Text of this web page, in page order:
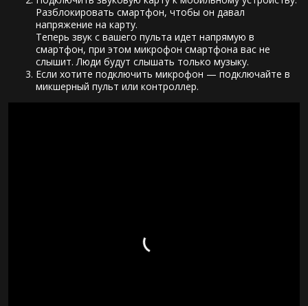
Разблокировать смартфон, чтобы он давал
напряжение на карту.
Теперь звук с вашего пульта идет напрямую в
смартфон, при этом микрофон смартфона вас не
слышит. Люди будут слышать только музыку.
Если хотите подключить микрофон — подключайте в
микшерный пульт или контроллер.